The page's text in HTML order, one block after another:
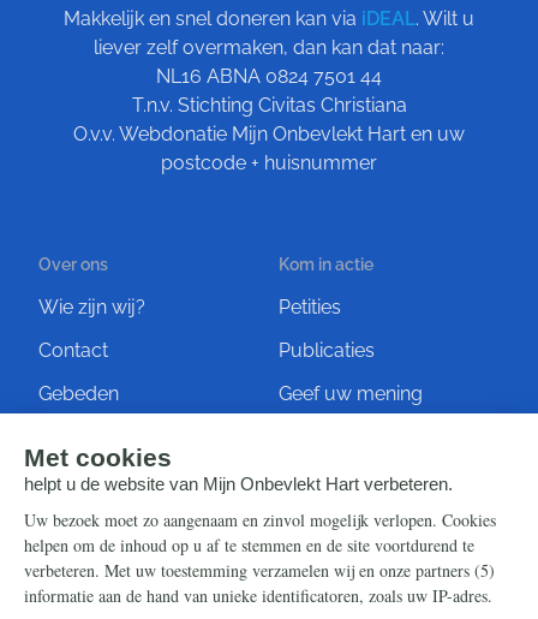
Makkelijk en snel doneren kan via iDEAL. Wilt u
liever zelf overmaken, dan kan dat naar:
NL16 ABNA 0824 7501 44
T.n.v. Stichting Civitas Christiana
O.v.v. Webdonatie Mijn Onbevlekt Hart en uw
postcode + huisnummer
Over ons
Wie zijn wij?
Contact
Gebeden
Kom in actie
Petities
Publicaties
Geef uw mening
Steun ons
Nieuwsbrief
Eenmalig
Info
Contact
Ontvang onze Telegram-